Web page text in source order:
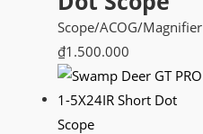
Scope/ACOG/Magnifier
₫1.500.000